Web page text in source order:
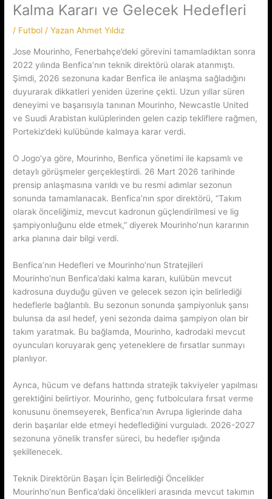
Kalma Kararı ve Gelecek Hedefleri
/ Futbol / Yazan Ahmet Yıldız
Jose Mourinho, Fenerbahçe’deki görevini tamamladıktan sonra
2022 yılında Benfica’nın teknik direktörü olarak atanmıştı.
Şimdi, 2026 sezonuna kadar Benfica ile anlaşma sağladığını
duyurarak dikkatleri yeniden üzerine çekti. Uzun yıllar süren
deneyimi ve başarısıyla tanınan Mourinho, Newcastle United
ve Suudi Arabistan kulüplerinden gelen cazip tekliflere rağmen,
Portekiz’deki kulübünde kalmaya karar verdi.
O Jogo’ya göre, Mourinho, Benfica yönetimi ile kapsamlı ve
detaylı görüşmeler gerçekleştirdi. 26 Mart 2026 tarihinde
prensip anlaşmasına varıldı ve bu resmi adımlar sezonun
sonunda tamamlanacak. Benfica’nın spor direktörü, “Takım
olarak önceliğimiz, mevcut kadronun güçlendirilmesi ve lig
şampiyonluğunu elde etmek,” diyerek Mourinho’nun kararının
arka planına dair bilgi verdi.
Benfica’nın Hedefleri ve Mourinho’nun Stratejileri
Mourinho’nun Benfica’daki kalma kararı, kulübün mevcut
kadrosuna duyduğu güven ve gelecek sezon için belirlediği
hedeflerle bağlantılı. Bu sezonun sonunda şampiyonluk şansı
bulunsa da asıl hedef, yeni sezonda daima şampiyon olan bir
takım yaratmak. Bu bağlamda, Mourinho, kadrodaki mevcut
oyuncuları koruyarak genç yeteneklere de fırsatlar sunmayı
planlıyor.
Ayrıca, hücum ve defans hattında stratejik takviyeler yapılması
gerektiğini belirtiyor. Mourinho, genç futbolculara fırsat verme
konusunu önemseyerek, Benfica’nın Avrupa liglerinde daha
derin başarılar elde etmeyi hedeflediğini vurguladı. 2026-2027
sezonuna yönelik transfer süreci, bu hedefler ışığında
şekillenecek.
Teknik Direktörün Başarı İçin Belirlediği Öncelikler
Mourinho’nun Benfica’daki öncelikleri arasında mevcut takımın